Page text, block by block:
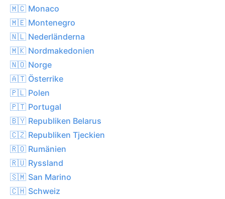
🇲🇨 Monaco
🇲🇪 Montenegro
🇳🇱 Nederländerna
🇲🇰 Nordmakedonien
🇳🇴 Norge
🇦🇹 Österrike
🇵🇱 Polen
🇵🇹 Portugal
🇧🇾 Republiken Belarus
🇨🇿 Republiken Tjeckien
🇷🇴 Rumänien
🇷🇺 Ryssland
🇸🇲 San Marino
🇨🇭 Schweiz